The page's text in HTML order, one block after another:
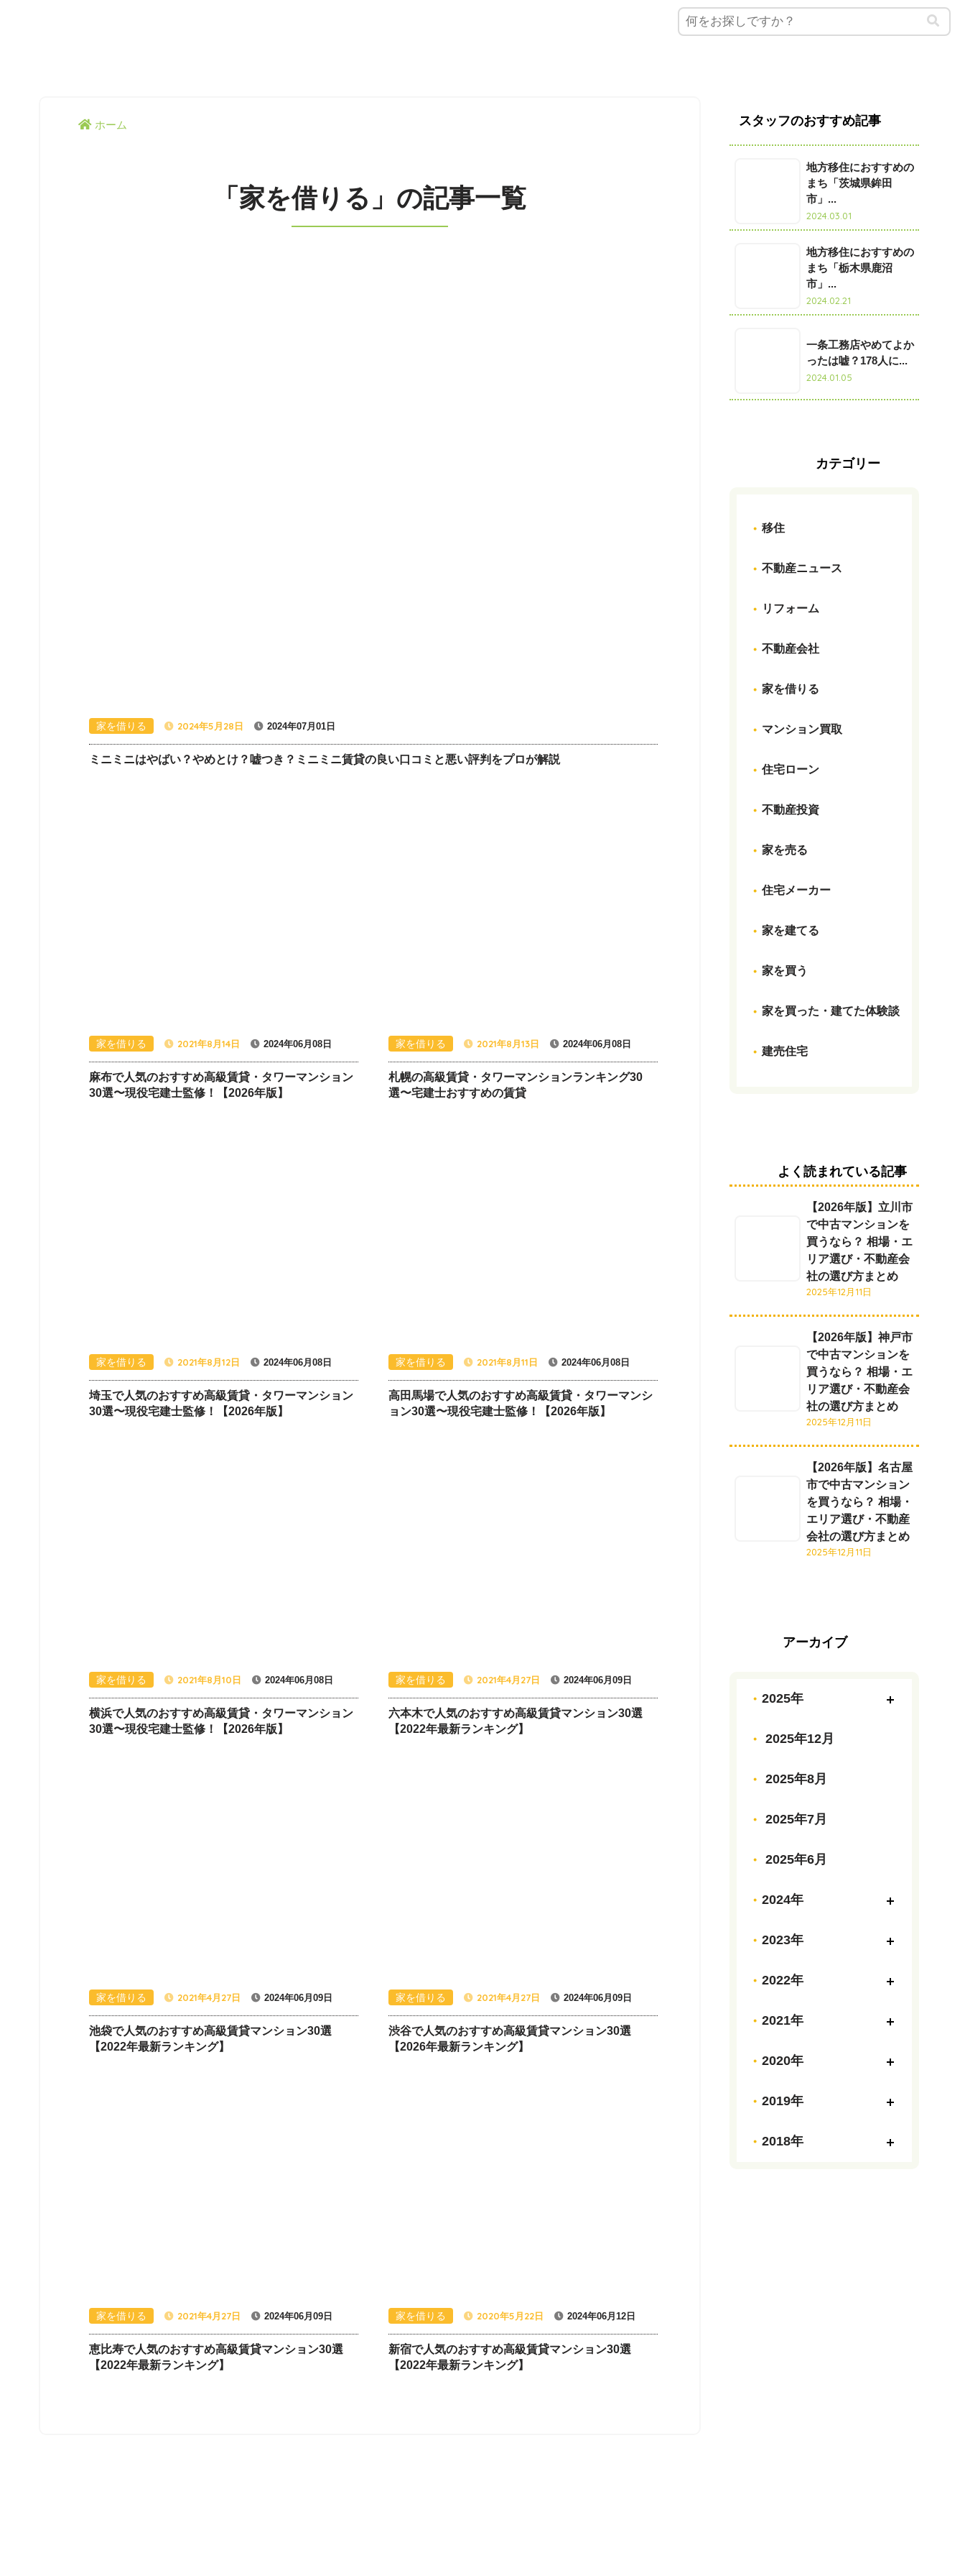
ホーム
「家を借りる」の記事一覧
家を借りる 2024年5月28日 2024年07月01日
ミニミニはやばい？やめとけ？嘘つき？ミニミニ賃貸の良い口コミと悪い評判をプロが解説
家を借りる 2021年8月14日 2024年06月08日
麻布で人気のおすすめ高級賃貸・タワーマンション
30選〜現役宅建士監修！【2026年版】
家を借りる 2021年8月13日 2024年06月08日
札幌の高級賃貸・タワーマンションランキング30
選〜宅建士おすすめの賃貸
家を借りる 2021年8月12日 2024年06月08日
埼玉で人気のおすすめ高級賃貸・タワーマンション
30選〜現役宅建士監修！【2026年版】
家を借りる 2021年8月11日 2024年06月08日
高田馬場で人気のおすすめ高級賃貸・タワーマンシ
ョン30選〜現役宅建士監修！【2026年版】
家を借りる 2021年8月10日 2024年06月08日
横浜で人気のおすすめ高級賃貸・タワーマンション
30選〜現役宅建士監修！【2026年版】
家を借りる 2021年4月27日 2024年06月09日
六本木で人気のおすすめ高級賃貸マンション30選
【2022年最新ランキング】
家を借りる 2021年4月27日 2024年06月09日
池袋で人気のおすすめ高級賃貸マンション30選
【2022年最新ランキング】
家を借りる 2021年4月27日 2024年06月09日
渋谷で人気のおすすめ高級賃貸マンション30選
【2026年最新ランキング】
家を借りる 2021年4月27日 2024年06月09日
恵比寿で人気のおすすめ高級賃貸マンション30選
【2022年最新ランキング】
家を借りる 2020年5月22日 2024年06月12日
新宿で人気のおすすめ高級賃貸マンション30選
【2022年最新ランキング】
スタッフのおすすめ記事
地方移住におすすめの
まち「茨城県鉾田
市」...
2024.03.01
地方移住におすすめの
まち「栃木県鹿沼
市」...
2024.02.21
一条工務店やめてよか
ったは嘘？178人に...
2024.01.05
カテゴリー
移住
不動産ニュース
リフォーム
不動産会社
家を借りる
マンション買取
住宅ローン
不動産投資
家を売る
住宅メーカー
家を建てる
家を買う
家を買った・建てた体験談
建売住宅
よく読まれている記事
【2026年版】立川市
で中古マンションを
買うなら？ 相場・エ
リア選び・不動産会
社の選び方まとめ
2025年12月11日
【2026年版】神戸市
で中古マンションを
買うなら？ 相場・エ
リア選び・不動産会
社の選び方まとめ
2025年12月11日
【2026年版】名古屋
市で中古マンション
を買うなら？ 相場・
エリア選び・不動産
会社の選び方まとめ
2025年12月11日
アーカイブ
2025年
2025年12月
2025年8月
2025年7月
2025年6月
2024年
2023年
2022年
2021年
2020年
2019年
2018年